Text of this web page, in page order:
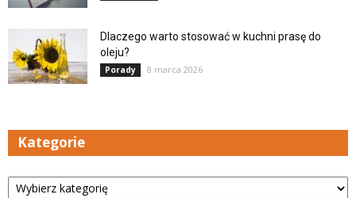
Dlaczego warto stosować w kuchni prasę do
oleju?
Porady 8 marca 2026
Kategorie
Kategorie